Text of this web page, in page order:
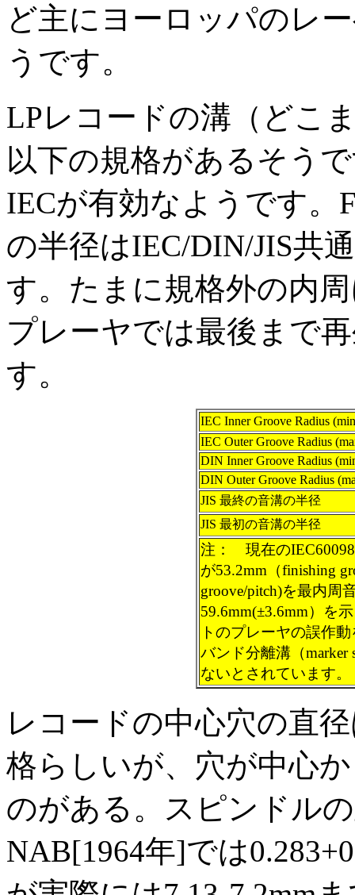
ど主にヨーロッパのレ
うです。
LPレコードの溝（どこ
以下の規格があるそう
IECが有効なようです。
の半径はIEC/DIN/JIS共
す。たまに規格外の内
プレーヤでは最後まで
す。
IEC Inner Groove Radius
IEC Outer Groove Radius
DIN Inner Groove Radius
DIN Outer Groove Radius
JIS 最終の音溝の半径
JIS 最初の音溝の半径
注： 現在の
が53.2mm（finishing
groove/pitch)を最内周
59.6mm(±3.6mm）を
トのプレーヤの誤作
バンド分離溝（marker
ないとされています。
レコードの中心穴の直
格らしいが、穴が中心
のがある。スピンドル
NAB[1964年]では